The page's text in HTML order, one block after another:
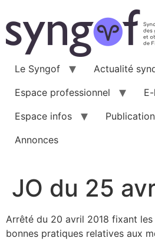
au
contenu
Le Syngof
Actualité
Espace professionnel
Espace infos
Annonces
JO du 25
Arrêté du 20 avril 2018 fixant
bonnes pratiques relatives aux